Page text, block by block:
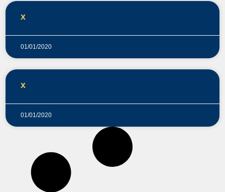
x
01/01/2020
x
01/01/2020